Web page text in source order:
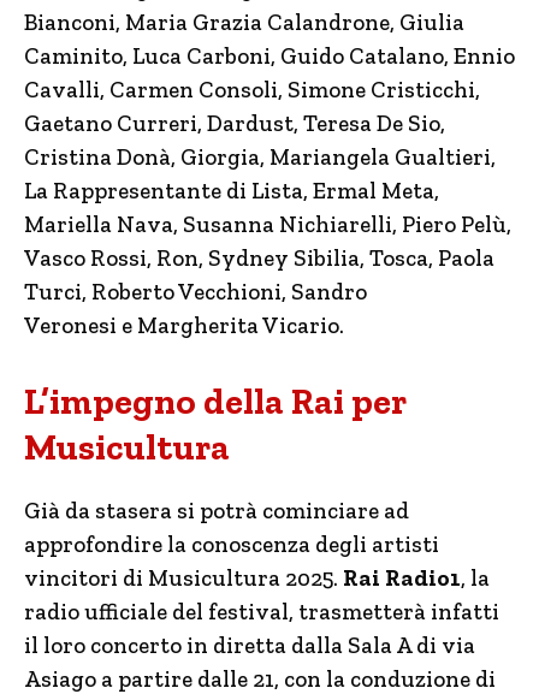
Bianconi, Maria Grazia Calandrone, Giulia
Caminito, Luca Carboni, Guido Catalano, Ennio
Cavalli, Carmen Consoli, Simone Cristicchi,
Gaetano Curreri, Dardust, Teresa De Sio,
Cristina Donà, Giorgia, Mariangela Gualtieri,
La Rappresentante di Lista, Ermal Meta,
Mariella Nava, Susanna Nichiarelli, Piero Pelù,
Vasco Rossi, Ron, Sydney Sibilia, Tosca, Paola
Turci, Roberto Vecchioni, Sandro
Veronesi e Margherita Vicario.
L’impegno della Rai per
Musicultura
Già da stasera si potrà cominciare ad
approfondire la conoscenza degli artisti
vincitori di Musicultura 2025. Rai Radio1, la
radio ufficiale del festival, trasmetterà infatti
il loro concerto in diretta dalla Sala A di via
Asiago a partire dalle 21, con la conduzione di